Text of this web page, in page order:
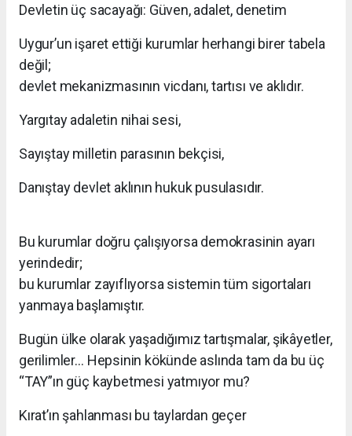
Devletin üç sacayağı: Güven, adalet, denetim
Uygur’un işaret ettiği kurumlar herhangi birer tabela
değil;
devlet mekanizmasının vicdanı, tartısı ve aklıdır.
Yargıtay adaletin nihai sesi,
Sayıştay milletin parasının bekçisi,
Danıştay devlet aklının hukuk pusulasıdır.
Bu kurumlar doğru çalışıyorsa demokrasinin ayarı
yerindedir;
bu kurumlar zayıflıyorsa sistemin tüm sigortaları
yanmaya başlamıştır.
Bugün ülke olarak yaşadığımız tartışmalar, şikâyetler,
gerilimler… Hepsinin kökünde aslında tam da bu üç
“TAY”ın güç kaybetmesi yatmıyor mu?
Kırat’ın şahlanması bu taylardan geçer